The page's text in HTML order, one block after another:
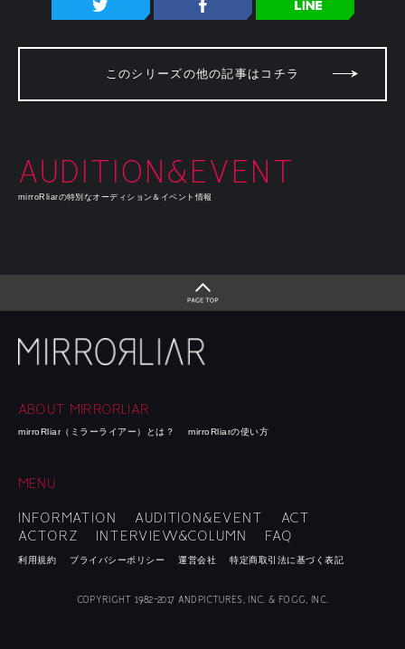
このシリーズの他の記事はコチラ
AUDITION&EVENT
mirroRliarの特別なオーディション＆イベント情報
ABOUT MIRRORLIAR
mirroRliar（ミラーライアー）とは？ mirroRliarの使い方
MENU
INFORMATION AUDITION&EVENT
ACT
ACTORZ
INTERVIEW&COLUMN FAQ
利用規約 プライバシーポリシー 運営会社 特定商取引法に基づく表記
COPYRIGHT 1982-2017 ANDPICTURES, INC. & FOGG, INC.